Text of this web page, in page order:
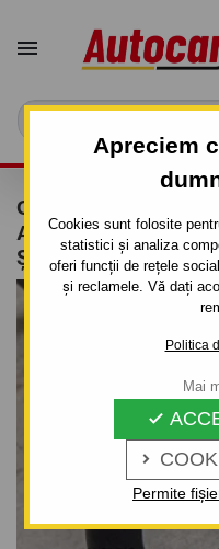
Apreciem
Cookies sunt folosite
statistici și analiza
oferi funcții de rețele
și reclamele. Vă dați
Politica


Permite
Mai

CÂRLIG DE
ASTRA - "J" -
ŞURUBURI